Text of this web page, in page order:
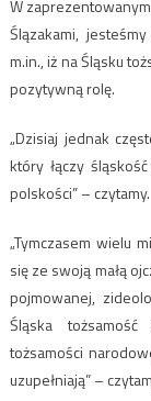
W
Ślązakami,
m.in., iż na Śląsku
pozytywną rolę.
„Dzisiaj jednak
który łączy
polskości” – czytamy.
„Tymczasem wielu
się ze swoją małą
pojmowanej,
Śląska
tożsamości
uzupełniają” –